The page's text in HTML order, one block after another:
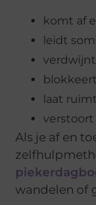
komt af
leidt
laat
verstoort
Als je af en
wandelen of